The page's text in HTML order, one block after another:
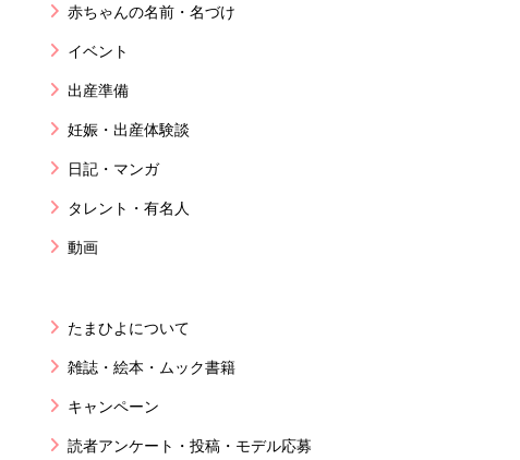
赤ちゃんの名前・名づけ
イベント
出産準備
妊娠・出産体験談
日記・マンガ
タレント・有名人
動画
たまひよについて
雑誌・絵本・ムック書籍
キャンペーン
読者アンケート・投稿・モデル応募